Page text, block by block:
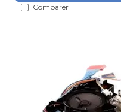
Comparer